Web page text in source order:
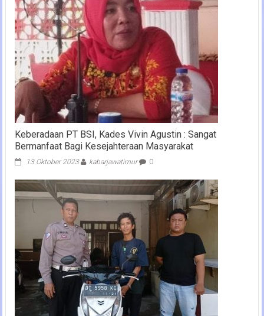
Keberadaan PT BSI, Kades Vivin Agustin : Sangat
Bermanfaat Bagi Kesejahteraan Masyarakat
13 Oktober 2023 kabarjawatimur 0